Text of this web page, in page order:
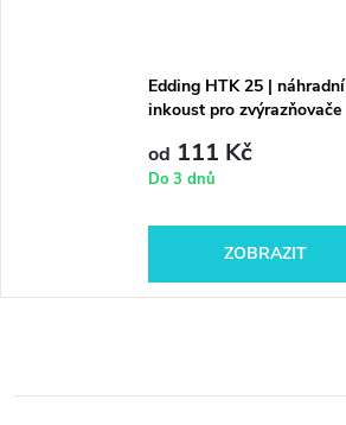
Edding HTK 25 | náhradní
inkoust pro zvýrazňovače
od 111 Kč
Do 3 dnů
ZOBRAZIT